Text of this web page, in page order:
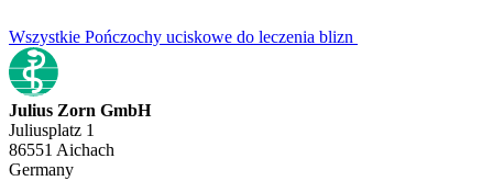
Wszystkie Pończochy uciskowe do leczenia blizn
Julius Zorn GmbH
Juliusplatz 1
86551 Aichach
Germany